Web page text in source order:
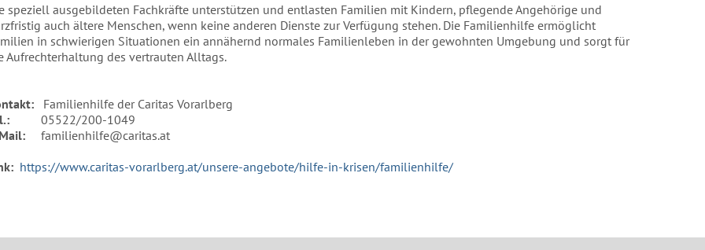
speziell ausgebildeten Fachkräfte unterstützen und entlasten Familien mit Kindern, pflegende Angehörige und
auch ältere Menschen, wenn keine anderen Dienste zur Verfügung stehen. Die Familienhilfe ermöglicht
in schwierigen Situationen ein annähernd normales Familienleben in der gewohnten Umgebung und sorgt für
Aufrechterhaltung des vertrauten Alltags.
Familienhilfe der Caritas Vorarlberg
05522/200-1049
familienhilfe@caritas.at
https://www.caritas-vorarlberg.at/unsere-angebote/hilfe-in-krisen/familienhilfe/